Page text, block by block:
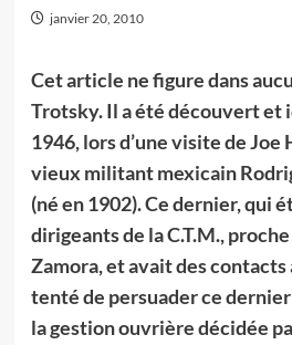
janvier 20, 2010
Cet article ne figure dans
Trotsky. Il a été découvert et
1946, lors d’une visite de Joe
vieux militant mexicain
(né en 1902). Ce dernier, qui
dirigeants de la C.T.M.,
Zamora, et avait des
tenté de persuader ce
la gestion ouvrière décidée